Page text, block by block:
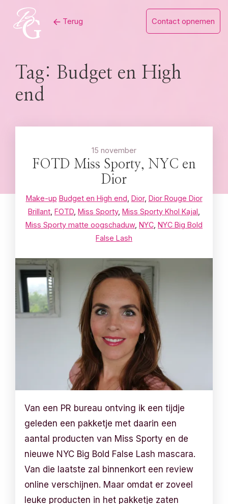
content
Terug Contact opnemen
Tag: Budget en High
end
15 november
FOTD Miss Sporty, NYC en
Dior
Make-up Budget en High end Dior, Dior Rouge Dior
Brillant FOTD Miss Sporty, Miss Sporty Khol Kajal
Miss Sporty matte oogschaduw, NYC NYC Big Bold
False Lash
Van een PR bureau ontving ik een tijdje
geleden een pakketje met daarin een
aantal producten van Miss Sporty en de
nieuwe NYC Big Bold False Lash mascara.
Van die laatste zal binnenkort een review
online verschijnen. Maar omdat er zoveel
leuke producten in het pakketje zaten